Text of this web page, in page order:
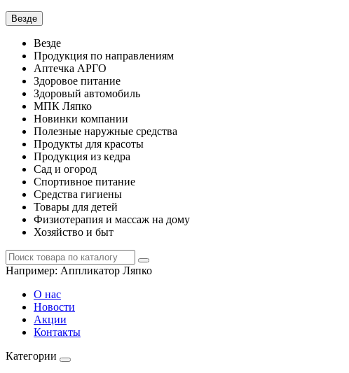
Везде
Везде
Продукция по направлениям
Аптечка АРГО
Здоровое питание
Здоровый автомобиль
МПК Ляпко
Новинки компании
Полезные наружные средства
Продукты для красоты
Продукция из кедра
Сад и огород
Спортивное питание
Средства гигиены
Товары для детей
Физиотерапия и массаж на дому
Хозяйство и быт
Например: Аппликатор Ляпко
О нас
Новости
Акции
Контакты
Категории